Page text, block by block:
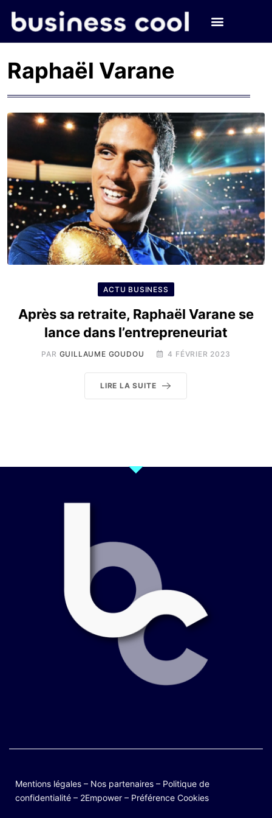
Raphaël Varane
ACTU BUSINESS
Après sa retraite, Raphaël Varane se
lance dans l’entrepreneuriat
PAR GUILLAUME GOUDOU 4 FÉVRIER 2023
LIRE LA SUITE
Mentions légales – Nos partenaires – Politique de
confidentialité – 2Empower – Préférence Cookies